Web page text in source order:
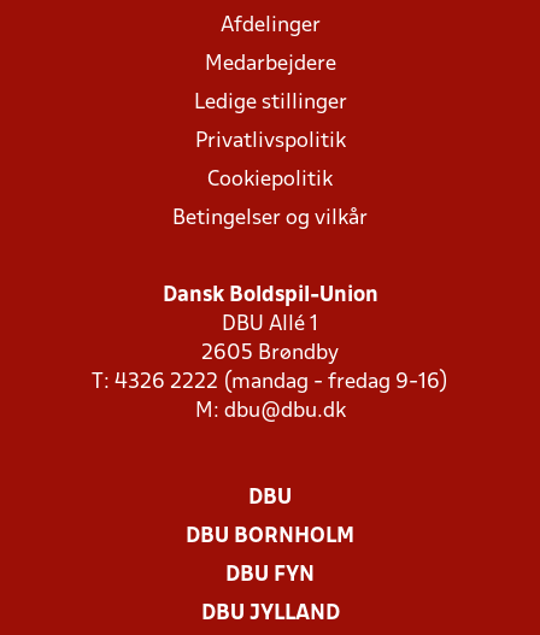
Afdelinger
Medarbejdere
Ledige stillinger
Privatlivspolitik
Cookiepolitik
Betingelser og vilkår
Dansk Boldspil-Union
DBU Allé 1
2605 Brøndby
T: 4326 2222 (mandag - fredag 9-16)
M: dbu@dbu.dk
DBU
DBU BORNHOLM
DBU FYN
DBU JYLLAND